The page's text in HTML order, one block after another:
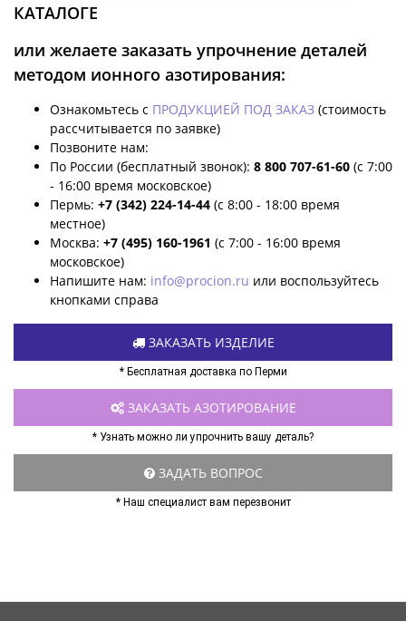
КАТАЛОГЕ
или желаете заказать упрочнение деталей
методом ионного азотирования:
Ознакомьтесь с ПРОДУКЦИЕЙ ПОД ЗАКАЗ (стоимость
рассчитывается по заявке)
Позвоните нам:
По России (бесплатный звонок): 8 800 707-61-60 (с 7:00
- 16:00 время московское)
Пермь: +7 (342) 224-14-44 (с 8:00 - 18:00 время
местное)
Москва: +7 (495) 160-1961 (с 7:00 - 16:00 время
московское)
Напишите нам: info@procion.ru или воспользуйтесь
кнопками справа
ЗАКАЗАТЬ ИЗДЕЛИЕ
* Бесплатная доставка по Перми
ЗАКАЗАТЬ АЗОТИРОВАНИЕ
* Узнать можно ли упрочнить вашу деталь?
ЗАДАТЬ ВОПРОС
* Наш специалист вам перезвонит